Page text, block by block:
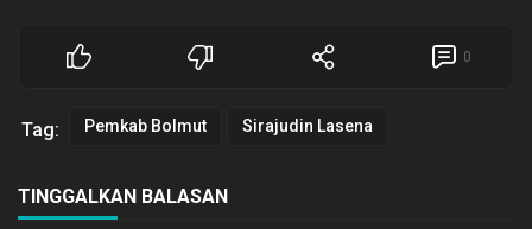
0
Tag: Pemkab Bolmut Sirajudin Lasena
TINGGALKAN BALASAN